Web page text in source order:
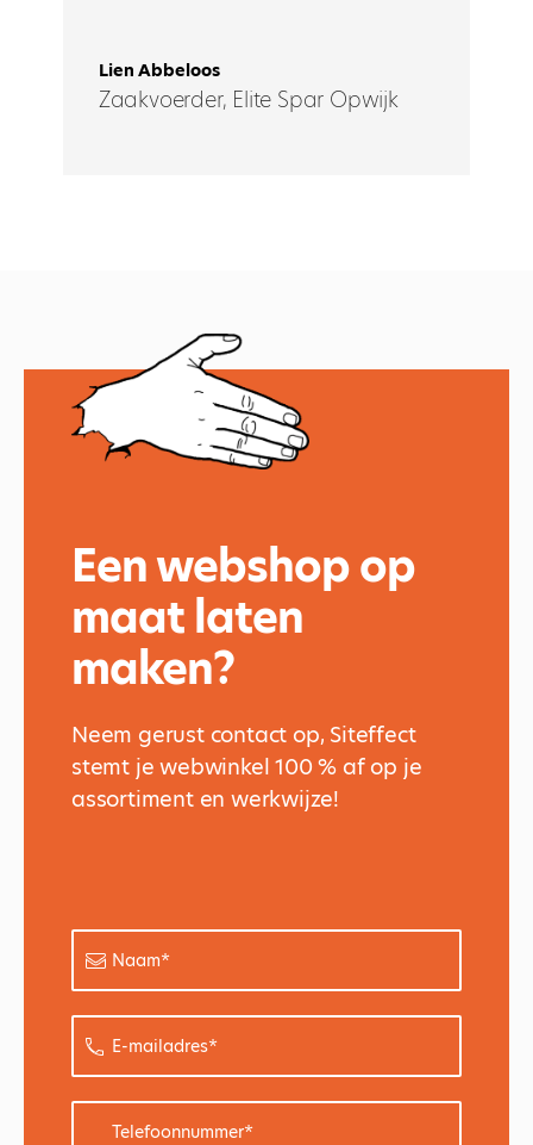
Lien Abbeloos
Zaakvoerder, Elite Spar Opwijk
Een webshop op
maat laten
maken?
Neem gerust contact op, Siteffect
stemt je webwinkel 100 % af op je
assortiment en werkwijze!
mailadres *